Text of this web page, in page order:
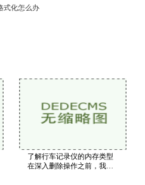
式化怎么办
了解行车记录仪的内存类型
在深入删除操作之前，我们